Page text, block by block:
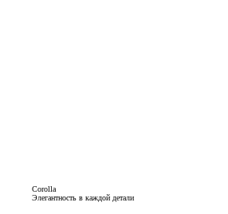
Corolla
Элегантность в каждой детали